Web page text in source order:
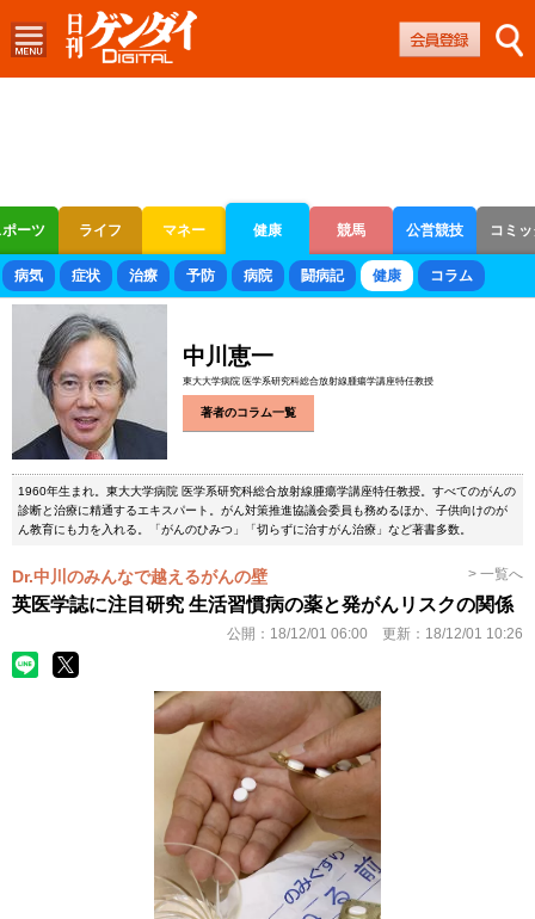
ーツ ライフ マネー 健康 競馬 公営競技 コミ
ボートレース 競輪 オートレース
病気 症状 治療 予防 病院 闘病記 健康 コラム
中川恵一
東大大学病院 医学系研究科総合放射線腫瘍学講座特任教授
著者のコラム一覧
1960年生まれ。東大大学病院 医学系研究科総合放射線腫瘍学講座特任教授。すべてのがんの
診断と治療に精通するエキスパート。がん対策推進協議会委員も務めるほか、子供向けのが
ん教育にも力を入れる。「がんのひみつ」「切らずに治すがん治療」など著書多数。
Dr.中川のみんなで越えるがんの壁 > 一覧へ
英医学誌に注目研究 生活習慣病の薬と発がんリスクの関係
公開： 18/12/01 06:00 更新： 18/12/01 10:26